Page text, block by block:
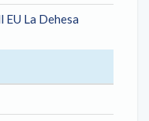
La Dehesa